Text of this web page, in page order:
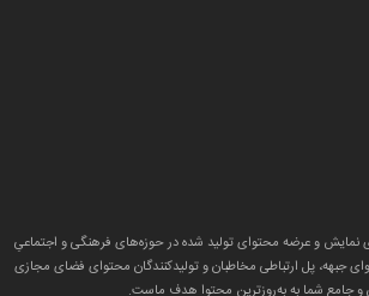
نمایش و عرضه محتوای تولید شده در حوزه‌های فرهنگی و اجتماعیِ
جبهه، پل ارتباطی مخاطبان و تولید‌کنندگان محتوای فضای مجازی
جامع شما به به‌روزترین محتوا هدف ماست.